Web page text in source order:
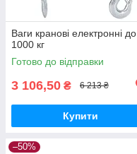
Ваги кранові електронні до
1000 кг
Готово до відправки
3 106,50 ₴ 6 213 ₴
Купити
–50%